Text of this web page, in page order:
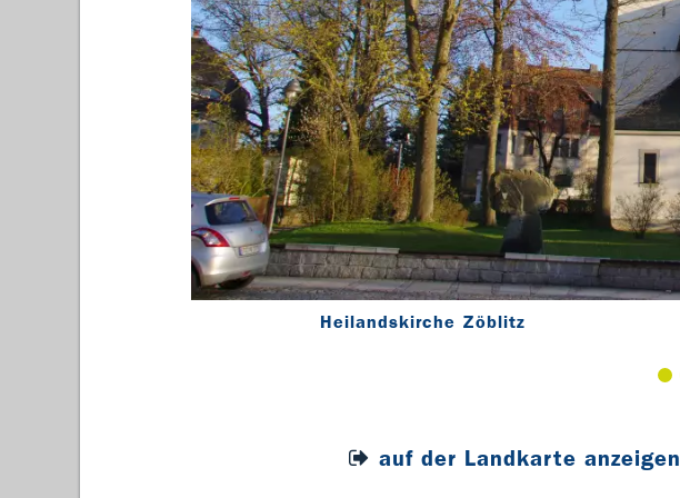
Heilandskirche Zöblitz
auf der Landkarte anzeigen